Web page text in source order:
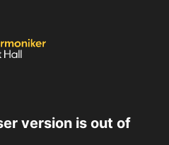
version is out of